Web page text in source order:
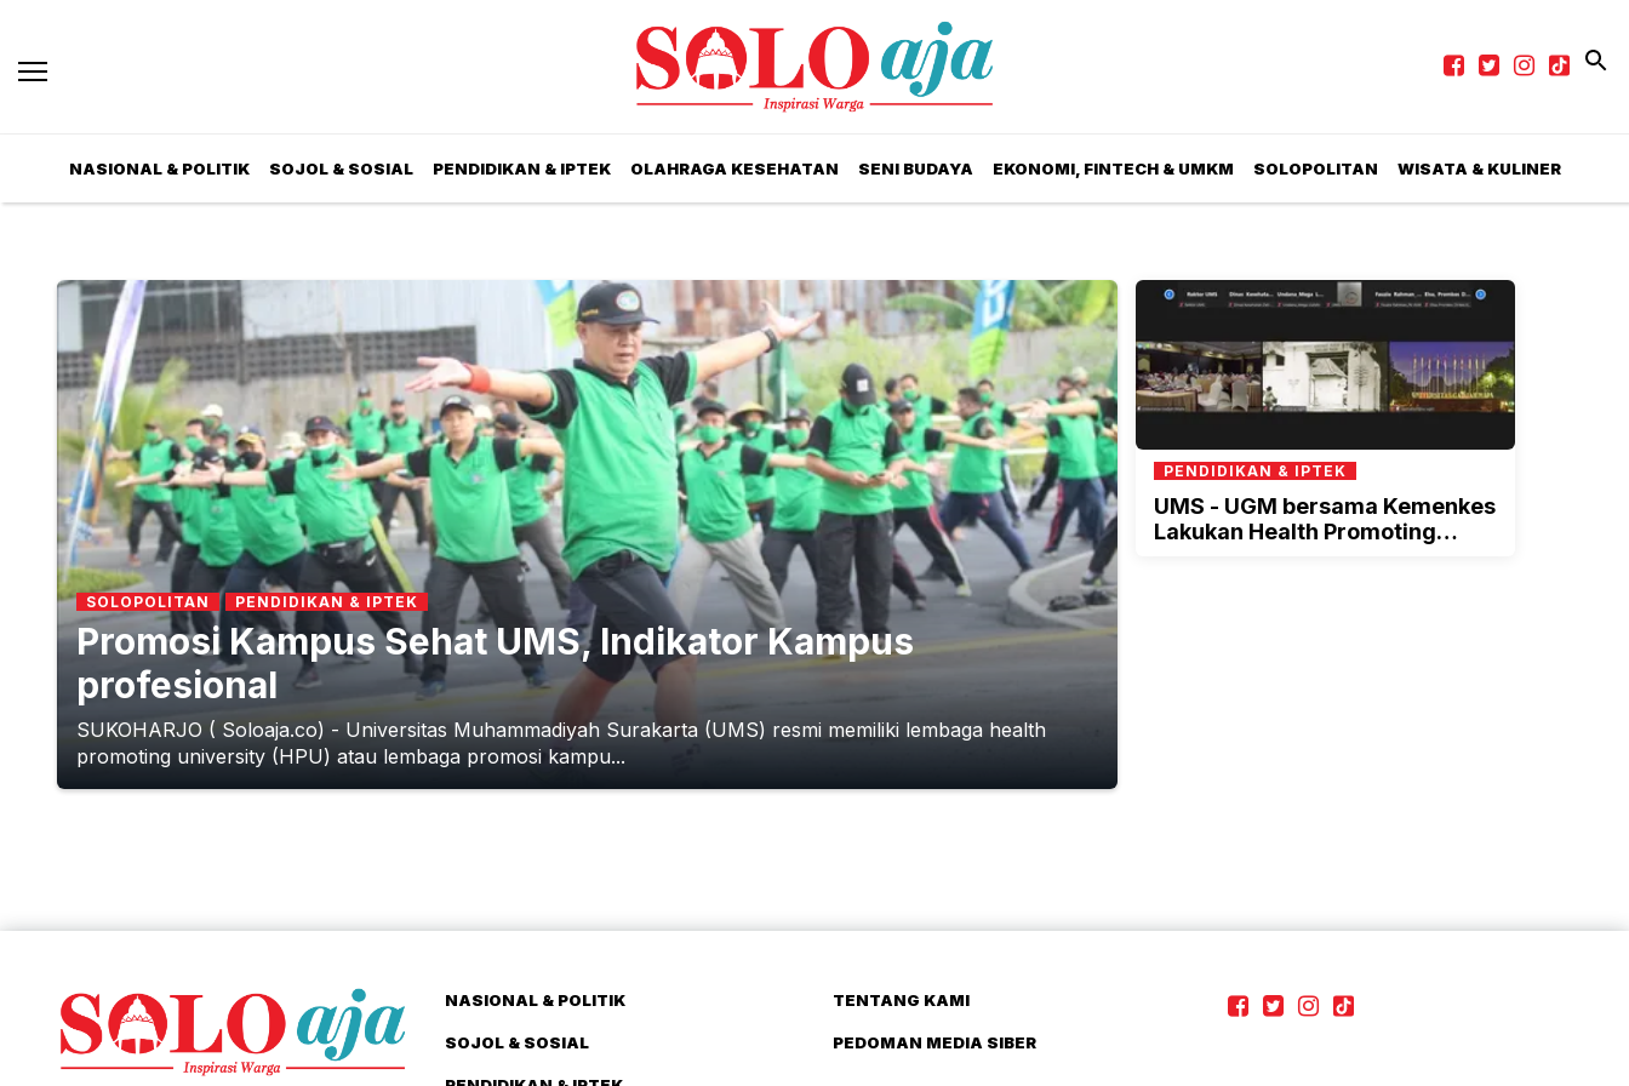
NASIONAL & POLITIK SOJOL & SOSIAL PENDIDIKAN & IPTEK OLAHRAGA KESEHATAN SENI BUDAYA EKONOMI, FINTECH & UMKM SOLOPOLITAN WISATA & KULINER
SOLOPOLITAN PENDIDIKAN & IPTEK
Promosi Kampus Sehat UMS, Indikator Kampus
profesional
SUKOHARJO ( Soloaja.co) - Universitas Muhammadiyah Surakarta (UMS) resmi memiliki lembaga health
promoting university (HPU) atau lembaga promosi kampu...
PENDIDIKAN & IPTEK
UMS - UGM bersama Kemenkes
Lakukan Health Promoting
NASIONAL & POLITIK
SOJOL & SOSIAL
TENTANG KAMI
PEDOMAN MEDIA SIBER